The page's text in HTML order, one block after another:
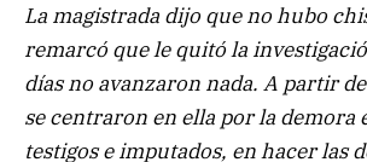
La magistrada dijo que no hubo
remarcó que le quitó la
días no avanzaron nada. A partir
se centraron en ella por la demora
testigos e imputados, en hacer las